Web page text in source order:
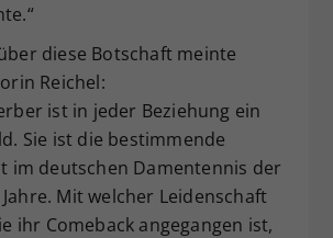
diese Botschaft meinte
Reichel:
ist in jeder Beziehung ein
Sie ist die bestimmende
im deutschen Damentennis der
Mit welcher Leidenschaft
ihr Comeback angegangen ist,